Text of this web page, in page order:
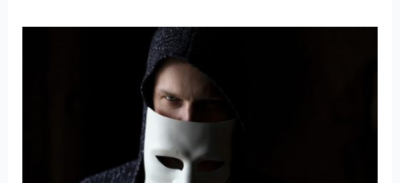
tratamento